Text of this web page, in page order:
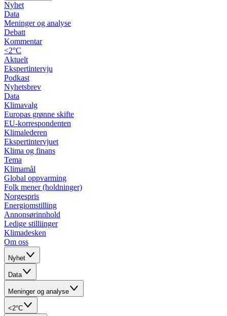
Nyhet
Data
Meninger og analyse
Debatt
Kommentar
<2°C
Aktuelt
Ekspertintervju
Podkast
Nyhetsbrev
Data
Klimavalg
Europas grønne skifte
EU-korrespondenten
Klimalederen
Ekspertintervjuet
Klima og finans
Tema
Klimamål
Global oppvarming
Folk mener (holdninger)
Norgespris
Energiomstilling
Annonsørinnhold
Ledige stilliinger
Klimadesken
Om oss
Nyhet
Data
Meninger og analyse
<2°C